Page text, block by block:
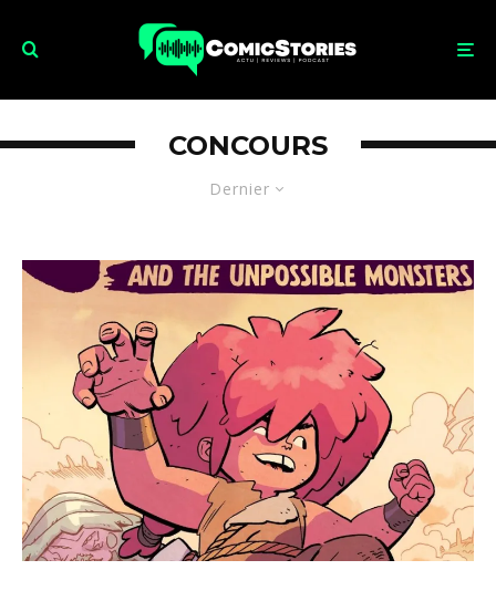
Dernier
CONCOURS